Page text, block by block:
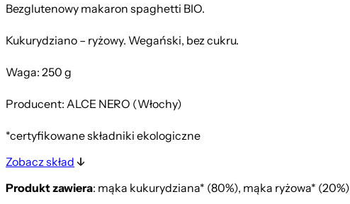
Bezglutenowy makaron spaghetti BIO.
Kukurydziano – ryżowy. Wegański, bez cukru.
Waga: 250 g
Producent: ALCE NERO (Włochy)
*certyfikowane składniki ekologiczne
Zobacz skład
Produkt zawiera: mąka kukurydziana* (80%), mąka ryżowa* (20%)